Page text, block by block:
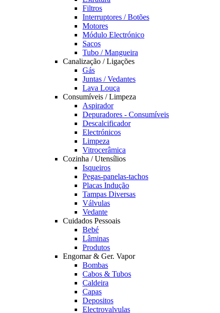
Filtros
Interruptores / Botões
Motores
Módulo Electrónico
Sacos
Tubo / Mangueira
Canalização / Ligações
Gás
Juntas / Vedantes
Lava Louça
Consumíveis / Limpeza
Aspirador
Depuradores - Consumíveis
Descalcificador
Electrónicos
Limpeza
Vitrocerâmica
Cozinha / Utensílios
Isqueiros
Pegas-panelas-tachos
Placas Indução
Tampas Diversas
Válvulas
Vedante
Cuidados Pessoais
Bebé
Lâminas
Produtos
Engomar & Ger. Vapor
Bombas
Cabos & Tubos
Caldeira
Capas
Depositos
Electrovalvulas